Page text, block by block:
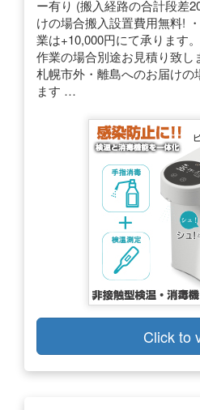
ー有り (搬入経路の合計段差
けの場合搬入設置費用無料!
業は+10,000円にて承ります
作業の場合別途お見積り致し
札幌市外・離島へのお届けの
ます …
Click to